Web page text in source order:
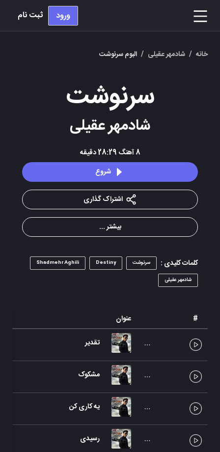
ورود ثبت نام
خانه / شادمهر عقیلی / البوم سرنوشت
سرنوشت
شادمهر عقیلی
8آهنگ 28:29دقیقه
شروع
اشتراک گذاری
بیشتر ...
کلمات کلیدی : سرنوشت Destiny
Shadmehr Aghili
شادمهر عقیلی
# عنوان
تقدیر
مشکوک
یه کاری کن
رسیدی